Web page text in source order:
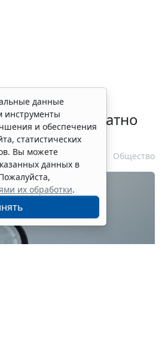
бесплатно
Общество
данные
инструменты
и обеспечения
статистических
Вы можете
данных в
их обработки.